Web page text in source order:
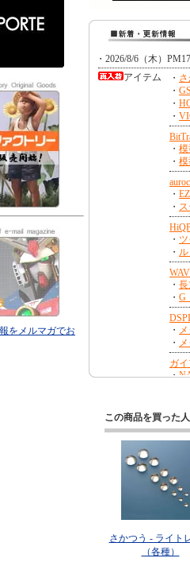
をメルマガでお
この商品を買った
さかつう - ライト
（各種）